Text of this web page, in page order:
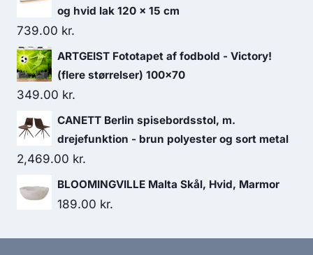
og hvid lak 120 x 15 cm
739.00 kr.
ARTGEIST Fototapet af fodbold - Victory!
(flere størrelser) 100x70
349.00 kr.
CANETT Berlin spisebordsstol, m.
drejefunktion - brun polyester og sort metal
2,469.00 kr.
BLOOMINGVILLE Malta Skål, Hvid, Marmor
189.00 kr.